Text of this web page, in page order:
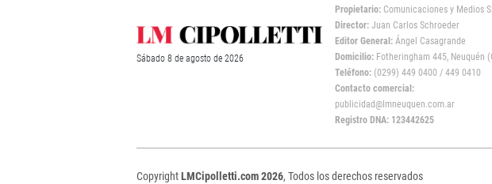
Sábado 8 de agosto de 2026
Propietario: Comunicaciones y Medios
Director: Juan Carlos Schroeder
Editor General: Ángel Casagrande
Domicilio: Fotheringham 445, Neuquén
Teléfono: (0299) 449 0400 / 449 0410
Contacto comercial:
publicidad@lmneuquen.com.ar
Registro DNA: 123442625
CopyrightLMCipolletti.com 2026, Todos los derechos reservados